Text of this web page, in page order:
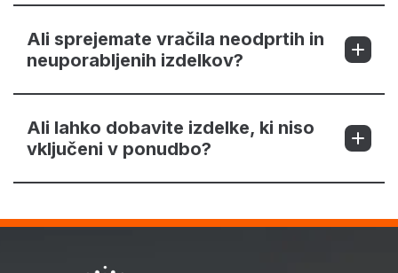
Ali sprejemate vračila neodprtih in
neuporabljenih izdelkov?
Ali lahko dobavite izdelke, ki niso
vključeni v ponudbo?